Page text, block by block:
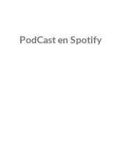
PodCast en Spotify